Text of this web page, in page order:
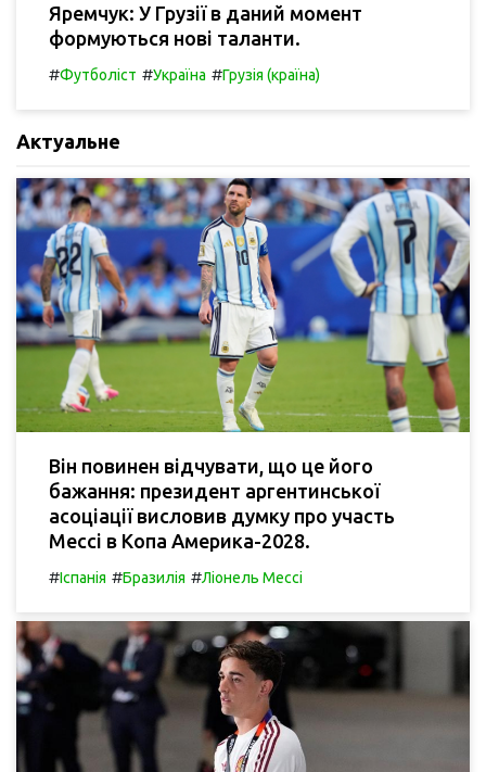
Яремчук: У Грузії в даний момент
формуються нові таланти.
#Футболіст #Україна #Грузія (країна)
Актуальне
Він повинен відчувати, що це його
бажання: президент аргентинської
асоціації висловив думку про участь
Мессі в Копа Америка-2028.
#Іспанія #Бразилія #Ліонель Мессі